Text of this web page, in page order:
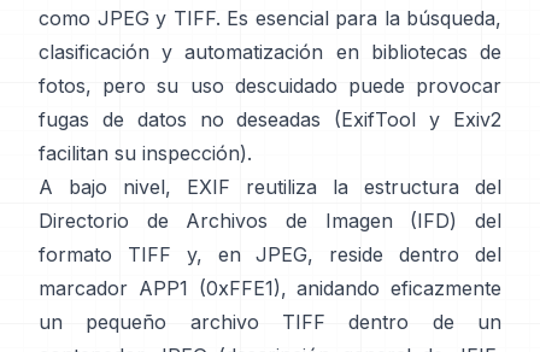
como JPEG y TIFF. Es esencial para la búsqueda,
clasificación y automatización en bibliotecas de
fotos, pero su uso descuidado puede provocar
fugas de datos no deseadas (ExifTool y Exiv2
facilitan su inspección).
A bajo nivel, EXIF reutiliza la estructura del
Directorio de Archivos de Imagen (IFD) del
formato TIFF y, en JPEG, reside dentro del
marcador APP1 (0xFFE1), anidando eficazmente
un pequeño archivo TIFF dentro de un